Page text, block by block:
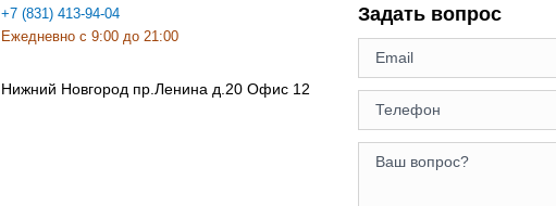
+7 (831) 413-94-04
Ежедневно с 9:00 до 21:00
Нижний Новгород пр.Ленина д.20 Офис 12
Задать вопрос